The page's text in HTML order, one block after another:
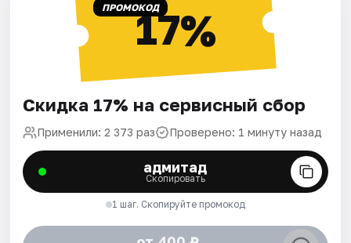
ПРОМОКОД17%
Скидка 17% на сервисный сбор
Применили: 2 373 раз Проверено: 1 минуту назад
адмитад
Скопировать
1 шаг. Скопируйте промокод